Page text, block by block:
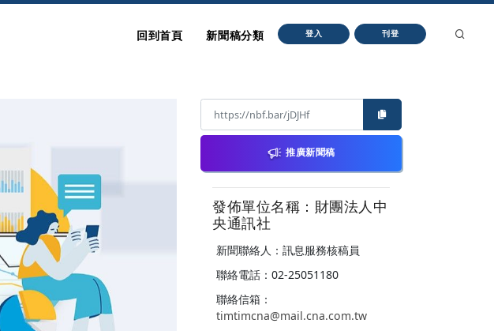
回到首頁 新聞稿分類 登入 刊登
推廣新聞稿
發佈單位名稱：財團法人中
央通訊社
新聞聯絡人：訊息服務核稿員
聯絡電話：02-25051180
聯絡信箱：
timtimcna@mail.cna.com.tw